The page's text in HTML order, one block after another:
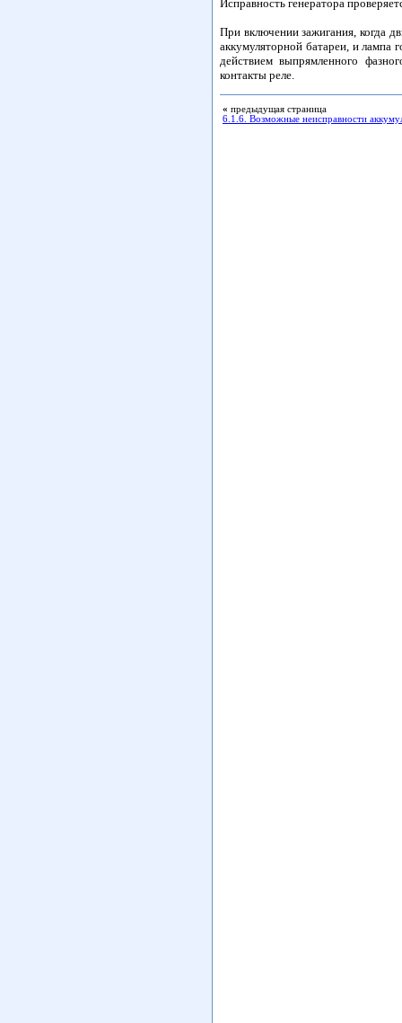
Исправность генератора
При включении зажигания, когда
аккумуляторной батареи, и лампа
действием выпрямленного
контакты реле.
« предыдущая страница
6.1.6. Возможные неисправности